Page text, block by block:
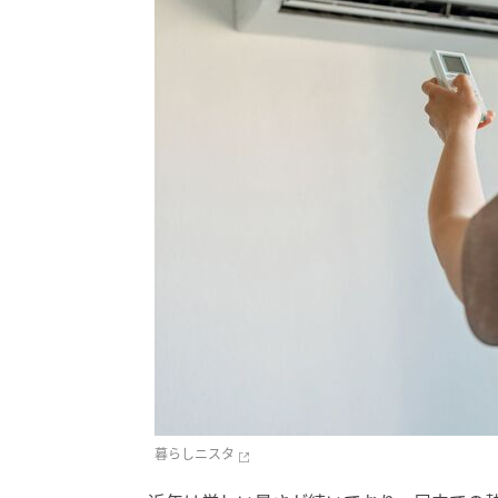
暮らしニスタ